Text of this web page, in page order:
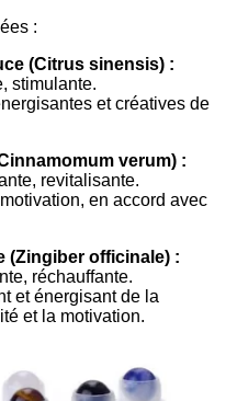
:
(Citrus sinensis) :
stimulante.
et créatives de
verum) :
revitalisante.
en accord avec
(Zingiber officinale) :
réchauffante.
et énergisant de la
et la motivation.